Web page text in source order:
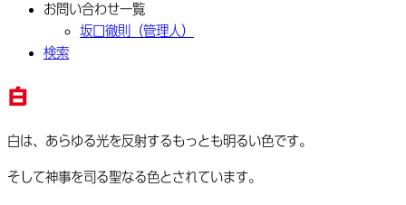
お問い合わせ一覧
坂口徹則（管理人）
検索
白
白は、あらゆる光を反射するもっとも明るい色です。
そして神事を司る聖なる色とされています。